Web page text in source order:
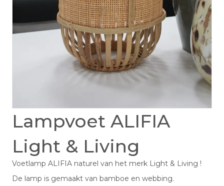
Lampvoet ALIFIA
Light & Living
Voetlamp ALIFIA naturel van het merk Light & Living !
De lamp is gemaakt van bamboe en webbing.